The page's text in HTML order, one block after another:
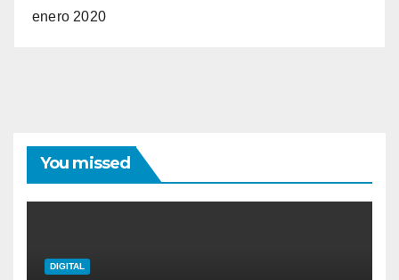
enero 2020
You missed
DIGITAL